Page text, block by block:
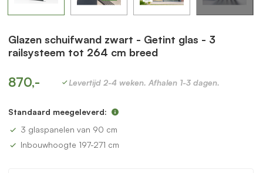
Glazen schuifwand zwart - Getint glas - 3
railsysteem tot 264 cm breed
870,- Levertijd 2-4 weken. Afhalen 1-3 dagen.
Standaard meegeleverd:
3 glaspanelen van 90 cm
Inbouwhoogte 197-271 cm